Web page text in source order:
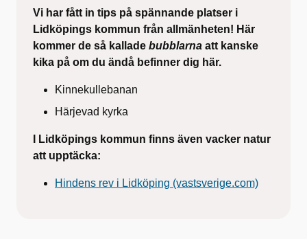
Vi har fått in tips på spännande platser i
Lidköpings kommun från allmänheten! Här
kommer de så kallade bubblarna att kanske
kika på om du ändå befinner dig här.
Kinnekullebanan
Härjevad kyrka
I Lidköpings kommun finns även vacker natur
att upptäcka:
Hindens rev i Lidköping (vastsverige.com)